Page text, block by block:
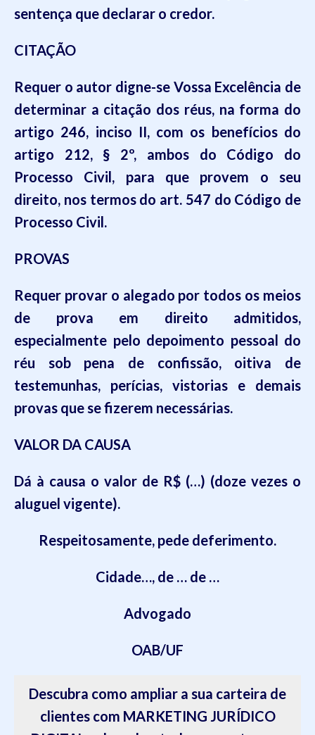
sentença que declarar o credor.
CITAÇÃO
Requer o autor digne-se Vossa Excelência de
determinar a citação dos réus, na forma do
artigo 246, inciso II, com os benefícios do
artigo 212, § 2º, ambos do Código do
Processo Civil, para que provem o seu
direito, nos termos do art. 547 do Código de
Processo Civil.
PROVAS
Requer provar o alegado por todos os meios
de prova em direito admitidos,
especialmente pelo depoimento pessoal do
réu sob pena de confissão, oitiva de
testemunhas, perícias, vistorias e demais
provas que se fizerem necessárias.
VALOR DA CAUSA
Dá à causa o valor de R$ (…) (doze vezes o
aluguel vigente).
Respeitosamente, pede deferimento.
Cidade…, de … de …
Advogado
OAB/UF
Descubra como ampliar a sua carteira de
clientes com MARKETING JURÍDICO